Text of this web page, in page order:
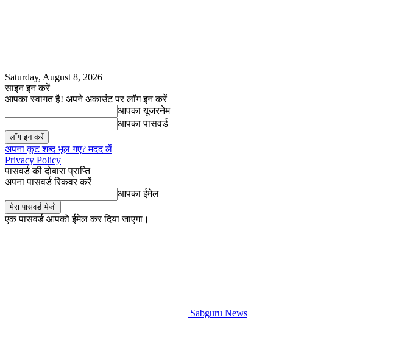
Saturday, August 8, 2026
साइन इन करें
आपका स्वागत है! अपने अकाउंट पर लॉग इन करें
आपका यूजरनेम
आपका पासवर्ड
अपना कूट शब्द भूल गए? मदद लें
Privacy Policy
पासवर्ड की दोबारा प्राप्ति
अपना पासवर्ड रिकवर करें
आपका ईमेल
एक पासवर्ड आपको ईमेल कर दिया जाएगा।
Sabguru News